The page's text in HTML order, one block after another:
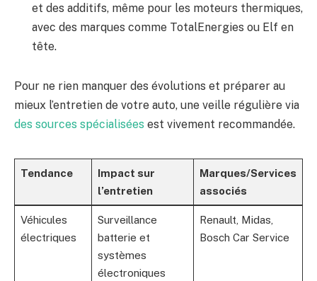
et des additifs, même pour les moteurs thermiques,
avec des marques comme TotalEnergies ou Elf en
tête.
Pour ne rien manquer des évolutions et préparer au
mieux l’entretien de votre auto, une veille régulière via
des sources spécialisées est vivement recommandée.
Tendance
Impact sur
l’entretien
Marques/Services
associés
Véhicules
électriques
Surveillance
batterie et
systèmes
électroniques
Renault, Midas,
Bosch Car Service